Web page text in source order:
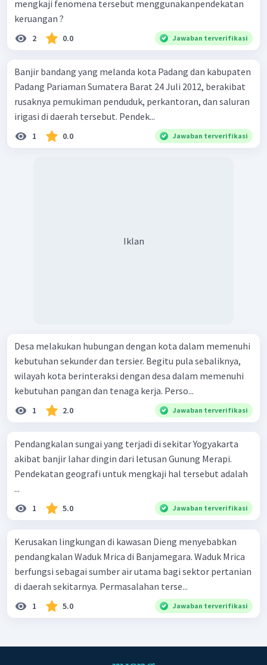
mengkaji fenomena tersebut menggunakanpendekatan
keruangan ?
2 0.0 Jawaban terverifikasi
Banjir bandang yang melanda kota Padang dan kabupaten
Padang Pariaman Sumatera Barat 24 Juli 2012, berakibat
rusaknya pemukiman penduduk, perkantoran, dan saluran
irigasi di daerah tersebut. Pendek...
1 0.0 Jawaban terverifikasi
Iklan
Desa melakukan hubungan dengan kota dalam memenuhi
kebutuhan sekunder dan tersier. Begitu pula sebaliknya,
wilayah kota berinteraksi dengan desa dalam memenuhi
kebutuhan pangan dan tenaga kerja. Perso...
1 2.0 Jawaban terverifikasi
Pendangkalan sungai yang terjadi di sekitar Yogyakarta
akibat banjir lahar dingin dari letusan Gunung Merapi.
Pendekatan geografi untuk mengkaji hal tersebut adalah
...
1 5.0 Jawaban terverifikasi
Kerusakan lingkungan di kawasan Dieng menyebabkan
pendangkalan Waduk Mrica di Banjamegara. Waduk Mrica
berfungsi sebagai sumber air utama bagi sektor pertanian
di daerah sekitarnya. Permasalahan terse...
1 5.0 Jawaban terverifikasi